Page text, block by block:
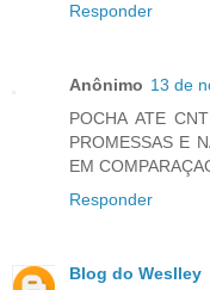
Responder
Anônimo 13 de
POCHA ATE
PROMESSAS E
EM
Responder
Blog do Weslley